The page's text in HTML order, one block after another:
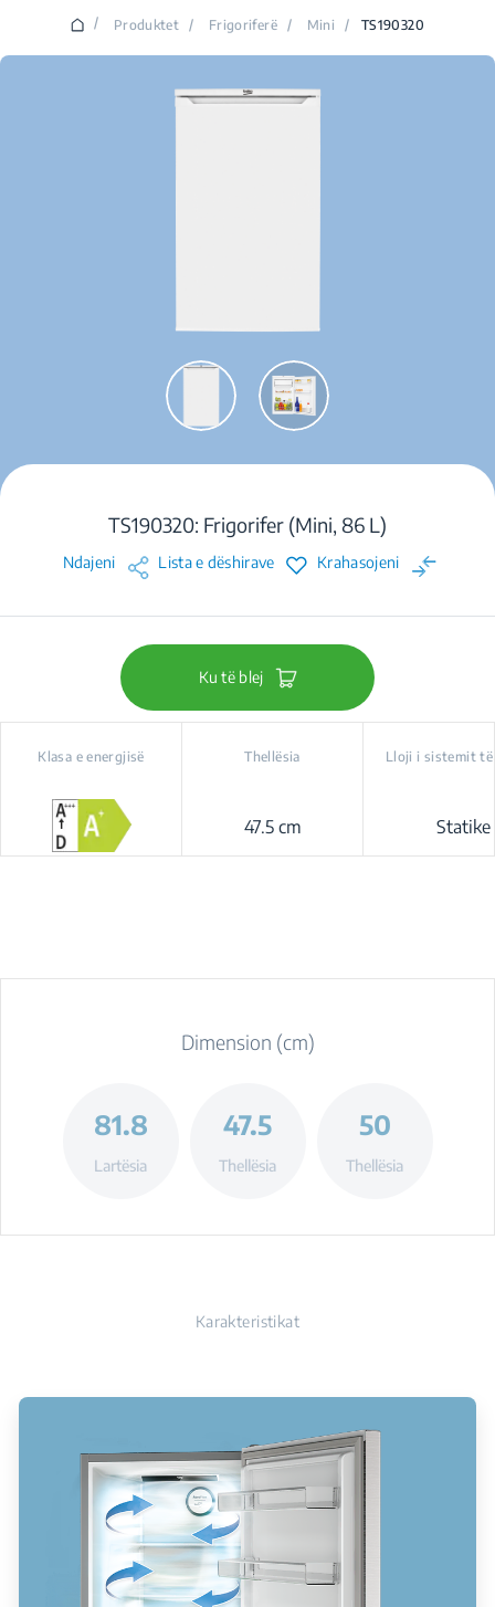
/ Produktet / Frigoriferë / Mini / TS190320
TS190320: Frigorifer (Mini, 86 L)
Ndajeni Lista e dëshirave Krahasojeni
Ku të blej
Klasa e energjisë Thellësia
47.5 cm
Lloji i sistemit
Statike
Dimension (cm)
81.8
Lartësia
47.5
Thellësia
50
Thellësia
Karakteristikat